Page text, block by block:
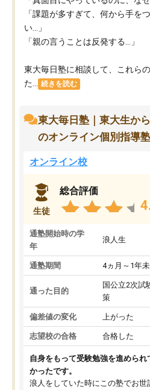
「課題が多すぎて、何から手を
い…」
「親の言うことは反発する…」
東大毎日塾に相談して、これら
た...
続きを読む
東大毎日塾｜東大生か
のオンライン個別指導
オンライン校
生徒
総合評価
通塾開始時の学
年
浪人生
通塾期間 4ヵ月～1年
通った目的
国公立2次試
策
偏差値の変化 上がった
志望校の合格 合格した
自身をもって受験勉強を進められ
かったです。
浪人をしていた時にこの塾でお世